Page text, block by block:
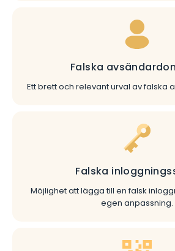
Falska
Ett brett och relevant urval av falska
Falska
Möjlighet att lägga till en falsk
egen anpassning.